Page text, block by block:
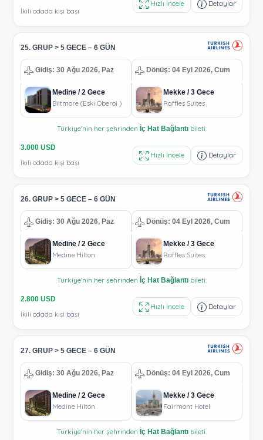
İkili odada kişi başı
Hızlı İncele Detaylar
25. GRUP > 5 GECE – 6 GÜN
Gidiş: 30 Ağu 2026, Paz Dönüş: 04 Eyl 2026, Cum
Medine / 2 Gece
Biltmore (Eski Oberoi )
Mekke / 3 Gece
Raffles Suites
Türkiye'nin her şehrinden İç Hat Bağlantıbileti.
3.000 USD
İkili odada kişi başı
Hızlı İncele Detaylar
26. GRUP > 5 GECE – 6 GÜN
Gidiş: 30 Ağu 2026, Paz Dönüş: 04 Eyl 2026, Cum
Medine / 2 Gece
Medine Hilton
Mekke / 3 Gece
Raffles Suites
Türkiye'nin her şehrinden İç Hat Bağlantıbileti.
2.800 USD
İkili odada kişi başı
Hızlı İncele Detaylar
27. GRUP > 5 GECE – 6 GÜN
Gidiş: 30 Ağu 2026, Paz Dönüş: 04 Eyl 2026, Cum
Medine / 2 Gece
Medine Hilton
Mekke / 3 Gece
Fairmont Hotel
Türkiye'nin her şehrinden İç Hat Bağlantıbileti.